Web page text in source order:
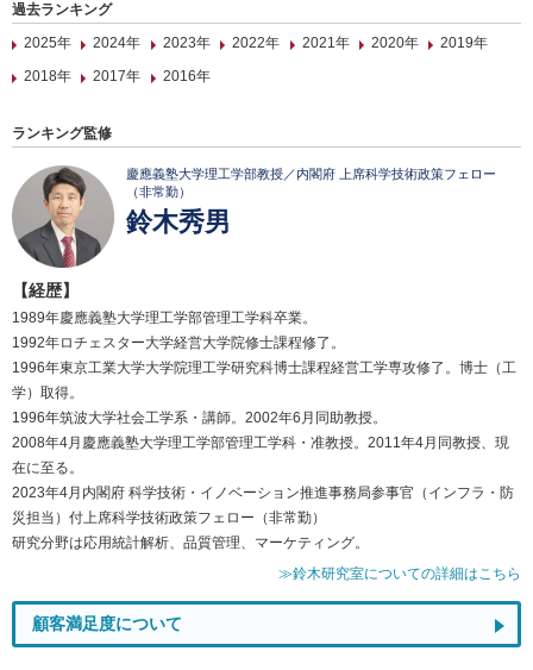
過去ランキング
2025年
2024年 2023年 2022年 2021年 2020年
2019年
2018年
2017年 2016年
ランキング監修
慶應義塾大学理工学部教授／内閣府 上席科学技術政策フェロー
（非常勤）
鈴木秀男
【経歴】
1989年慶應義塾大学理工学部管理工学科卒業。
1992年ロチェスター大学経営大学院修士課程修了。
1996年東京工業大学大学院理工学研究科博士課程経営工学専攻修了。博士（工
学）取得。
1996年筑波大学社会工学系・講師。2002年6月同助教授。
2008年4月慶應義塾大学理工学部管理工学科・准教授。2011年4月同教授、現
在に至る。
2023年4月内閣府 科学技術・イノベーション推進事務局参事官（インフラ・防
災担当）付上席科学技術政策フェロー（非常勤）
研究分野は応用統計解析、品質管理、マーケティング。
≫鈴木研究室についての詳細はこちら
顧客満足度について